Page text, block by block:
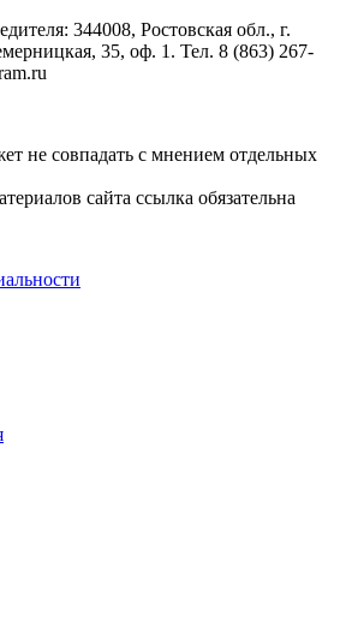
344008, Ростовская обл., г.
35, оф. 1. Тел. 8 (863) 267-
не совпадать с мнением отдельных
сайта ссылка обязательна